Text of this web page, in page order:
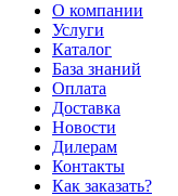
О компании
Услуги
Каталог
База знаний
Оплата
Доставка
Новости
Дилерам
Контакты
Как заказать?